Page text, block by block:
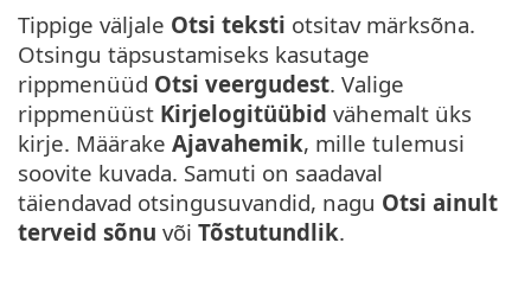
Tippige väljale Otsi teksti otsitav märksõna.
Otsingu täpsustamiseks kasutage
rippmenüüd Otsi veergudest. Valige
rippmenüüst Kirjelogitüübid vähemalt üks
kirje. Määrake Ajavahemik, mille tulemusi
soovite kuvada. Samuti on saadaval
täiendavad otsingusuvandid, nagu Otsi ainult
terveid sõnu või Tõstutundlik.